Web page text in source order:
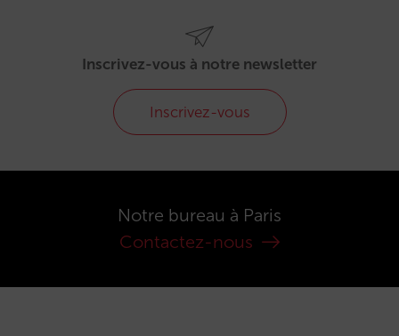
Inscrivez-vous à notre newsletter
Inscrivez-vous
Notre bureau à Paris
Contactez-nous